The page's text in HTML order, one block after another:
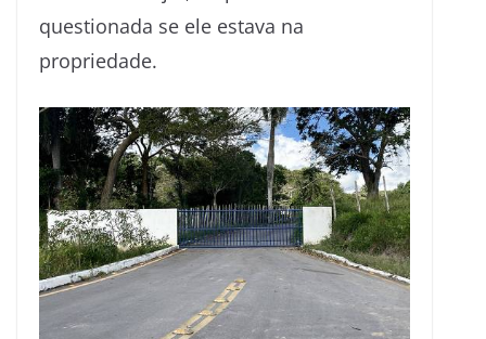
questionada se ele estava na
propriedade.